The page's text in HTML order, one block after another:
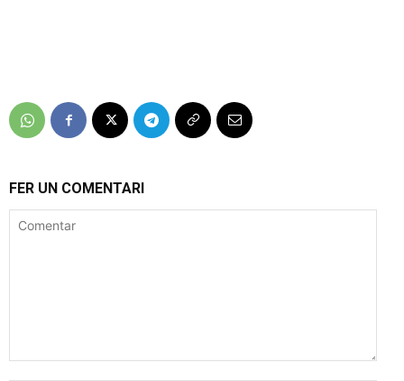
FER UN COMENTARI